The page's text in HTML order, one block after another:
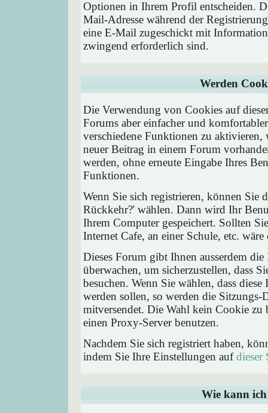
Optionen in Ihrem Profil entscheiden.
Mail-Adresse während der
eine E-Mail zugeschickt mit
zwingend erforderlich sind.
Werden
Die Verwendung von Cookies auf
Forums aber einfacher und
verschiedene Funktionen zu
neuer Beitrag in einem Forum
werden, ohne erneute Eingabe Ihres
Funktionen.
Wenn Sie sich registrieren, können Sie
Rückkehr?' wählen. Dann wird Ihr
Ihrem Computer gespeichert. Sollten
Internet Cafe, an einer Schule, etc.
Dieses Forum gibt Ihnen ausserdem
überwachen, um sicherzustellen, dass
besuchen. Wenn Sie wählen, dass
werden sollen, so werden die
mitversendet. Die Wahl kein Cookie zu
einen Proxy-Server benutzen.
Nachdem Sie sich registriert haben,
indem Sie Ihre Einstellungen aufdieser
Wie kann